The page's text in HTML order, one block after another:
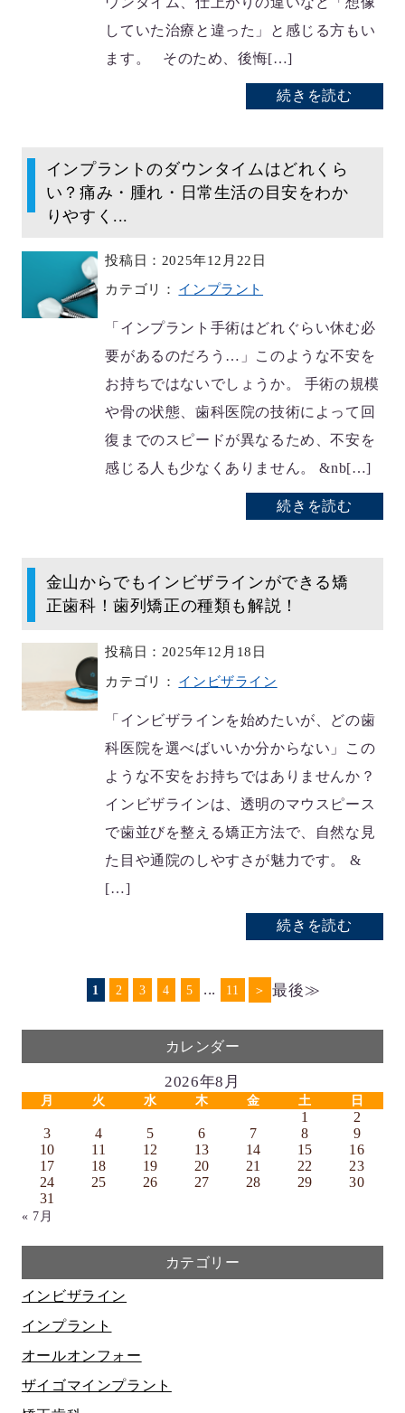
していた治療と違った」と感じる方もい
ます。 そのため、後悔[…]
続きを読む
インプラントのダウンタイムはどれくら
い？痛み・腫れ・日常生活の目安をわか
りやすく...
投稿日：2025年12月22日
カテゴリ： インプラント
「インプラント手術はどれぐらい休む必
要があるのだろう…」このような不安を
お持ちではないでしょうか。 手術の規模
や骨の状態、歯科医院の技術によって回
復までのスピードが異なるため、不安を
感じる人も少なくありません。 &nb[…]
続きを読む
金山からでもインビザラインができる矯
正歯科！歯列矯正の種類も解説！
投稿日：2025年12月18日
カテゴリ： インビザライン
「インビザラインを始めたいが、どの歯
科医院を選べばいいか分からない」この
ような不安をお持ちではありませんか？
インビザラインは、透明のマウスピース
で歯並びを整える矯正方法で、自然な見
た目や通院のしやすさが魅力です。 &
[…]
続きを読む
1 2 3 4 5 ... 11 ＞ 最後≫
カレンダー
2026年8月
月 火 水 木 金 土 日
1
2
3
4 5 6 7 8
9
10
11 12 13 14 15
16
17
18 19 20 21 22
23
24
25 26 27 28 29
30
31
« 7月
カテゴリー
インビザライン
インプラント
オールオンフォー
ザイゴマインプラント